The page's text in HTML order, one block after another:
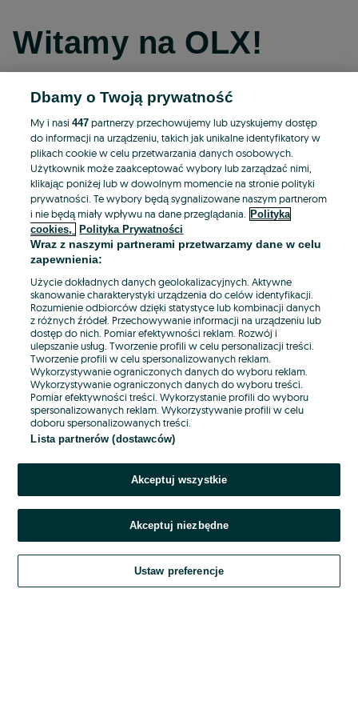
Witamy na OLX!
Kontynuuj przez Facebooka
Kontynuuj przez konto Apple
Kontynuuj przez konto Google
LUB
E-mail
Hasło
Nie pamiętasz hasła?
Zaloguj się
Kontynuując za pośrednictwem jednego z dostawców wskazanych powyżej,
Regulamin serwisu OLX.pl w jego aktualnym brzmieniu.
Dbamy o Twoją prywatność
My i nasi447 partnerzy przechowujemy lub uzyskujemy dostęp
do informacji na urządzeniu, takich jak unikalne identyfikatory w
plikach cookie w celu przetwarzania danych osobowych.
Użytkownik może zaakceptować wybory lub zarządzać nimi,
klikając poniżej lub w dowolnym momencie na stronie polityki
prywatności. Te wybory będą sygnalizowane naszym partnerom
i nie będą miały wpływu na dane przeglądania.
Polityka
cookies,
Polityka Prywatności
Wraz z naszymi partnerami przetwarzamy dane w celu
zapewnienia:
Użycie dokładnych danych geolokalizacyjnych. Aktywne
skanowanie charakterystyki urządzenia do celów identyfikacji.
Rozumienie odbiorców dzięki statystyce lub kombinacji danych
z różnych źródeł. Przechowywanie informacji na urządzeniu lub
dostęp do nich. Pomiar efektywności reklam. Rozwój i
ulepszanie usług. Tworzenie profili w celu personalizacji treści.
Tworzenie profili w celu spersonalizowanych reklam.
Wykorzystywanie ograniczonych danych do wyboru reklam.
Wykorzystywanie ograniczonych danych do wyboru treści.
Pomiar efektywności treści. Wykorzystanie profili do wyboru
spersonalizowanych reklam. Wykorzystywanie profili w celu
doboru spersonalizowanych treści.
Lista partnerów (dostawców)
Akceptuj wszystkie
Akceptuj niezbędne
Ustaw preferencje